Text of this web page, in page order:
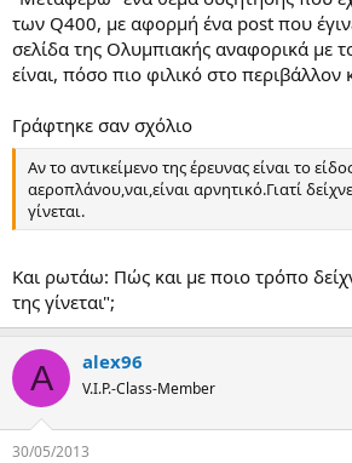
των Q400, με αφορμή ένα post που
σελίδα της Ολυμπιακής αναφορικά με
είναι, πόσο πιο φιλικό στο περιβάλλον
Γράφτηκε σαν σχόλιο
Αν το αντικείμενο της έρευνας είναι το
αεροπλάνου,ναι,είναι αρνητικό.Γιατί
γίνεται.
Και ρωτάω: Πώς και με ποιο τρόπο
της γίνεται";
A alex96
V.I.P.-Class-Member
30/05/2013